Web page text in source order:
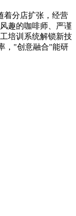
着分店扩张，经营
趣的咖啡师、严谨
培训系统解锁新技
，"创意融合"能研